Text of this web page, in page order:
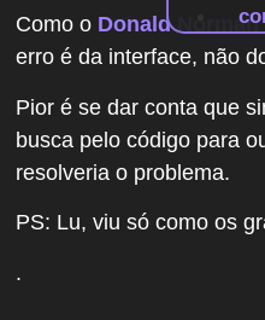
Como o Donald Norman
erro é da interface, não
Pior é se dar conta que
busca pelo código para
resolveria o problema.
PS: Lu, viu só como os
.